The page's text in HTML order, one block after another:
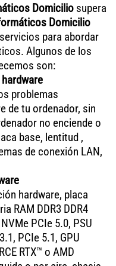
Domicilio supera
Domicilio
para abordar
Algunos de los
son:
problemas
de tu ordenador, sin
no enciende o
base, lentitud ,
de conexión LAN,
hardware, placa
RAM DDR3 DDR4
PCIe 5.0, PSU
PCIe 5.1, GPU
RTX™ o AMD